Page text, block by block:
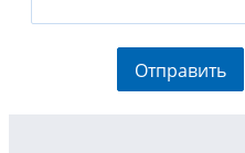
Отправить